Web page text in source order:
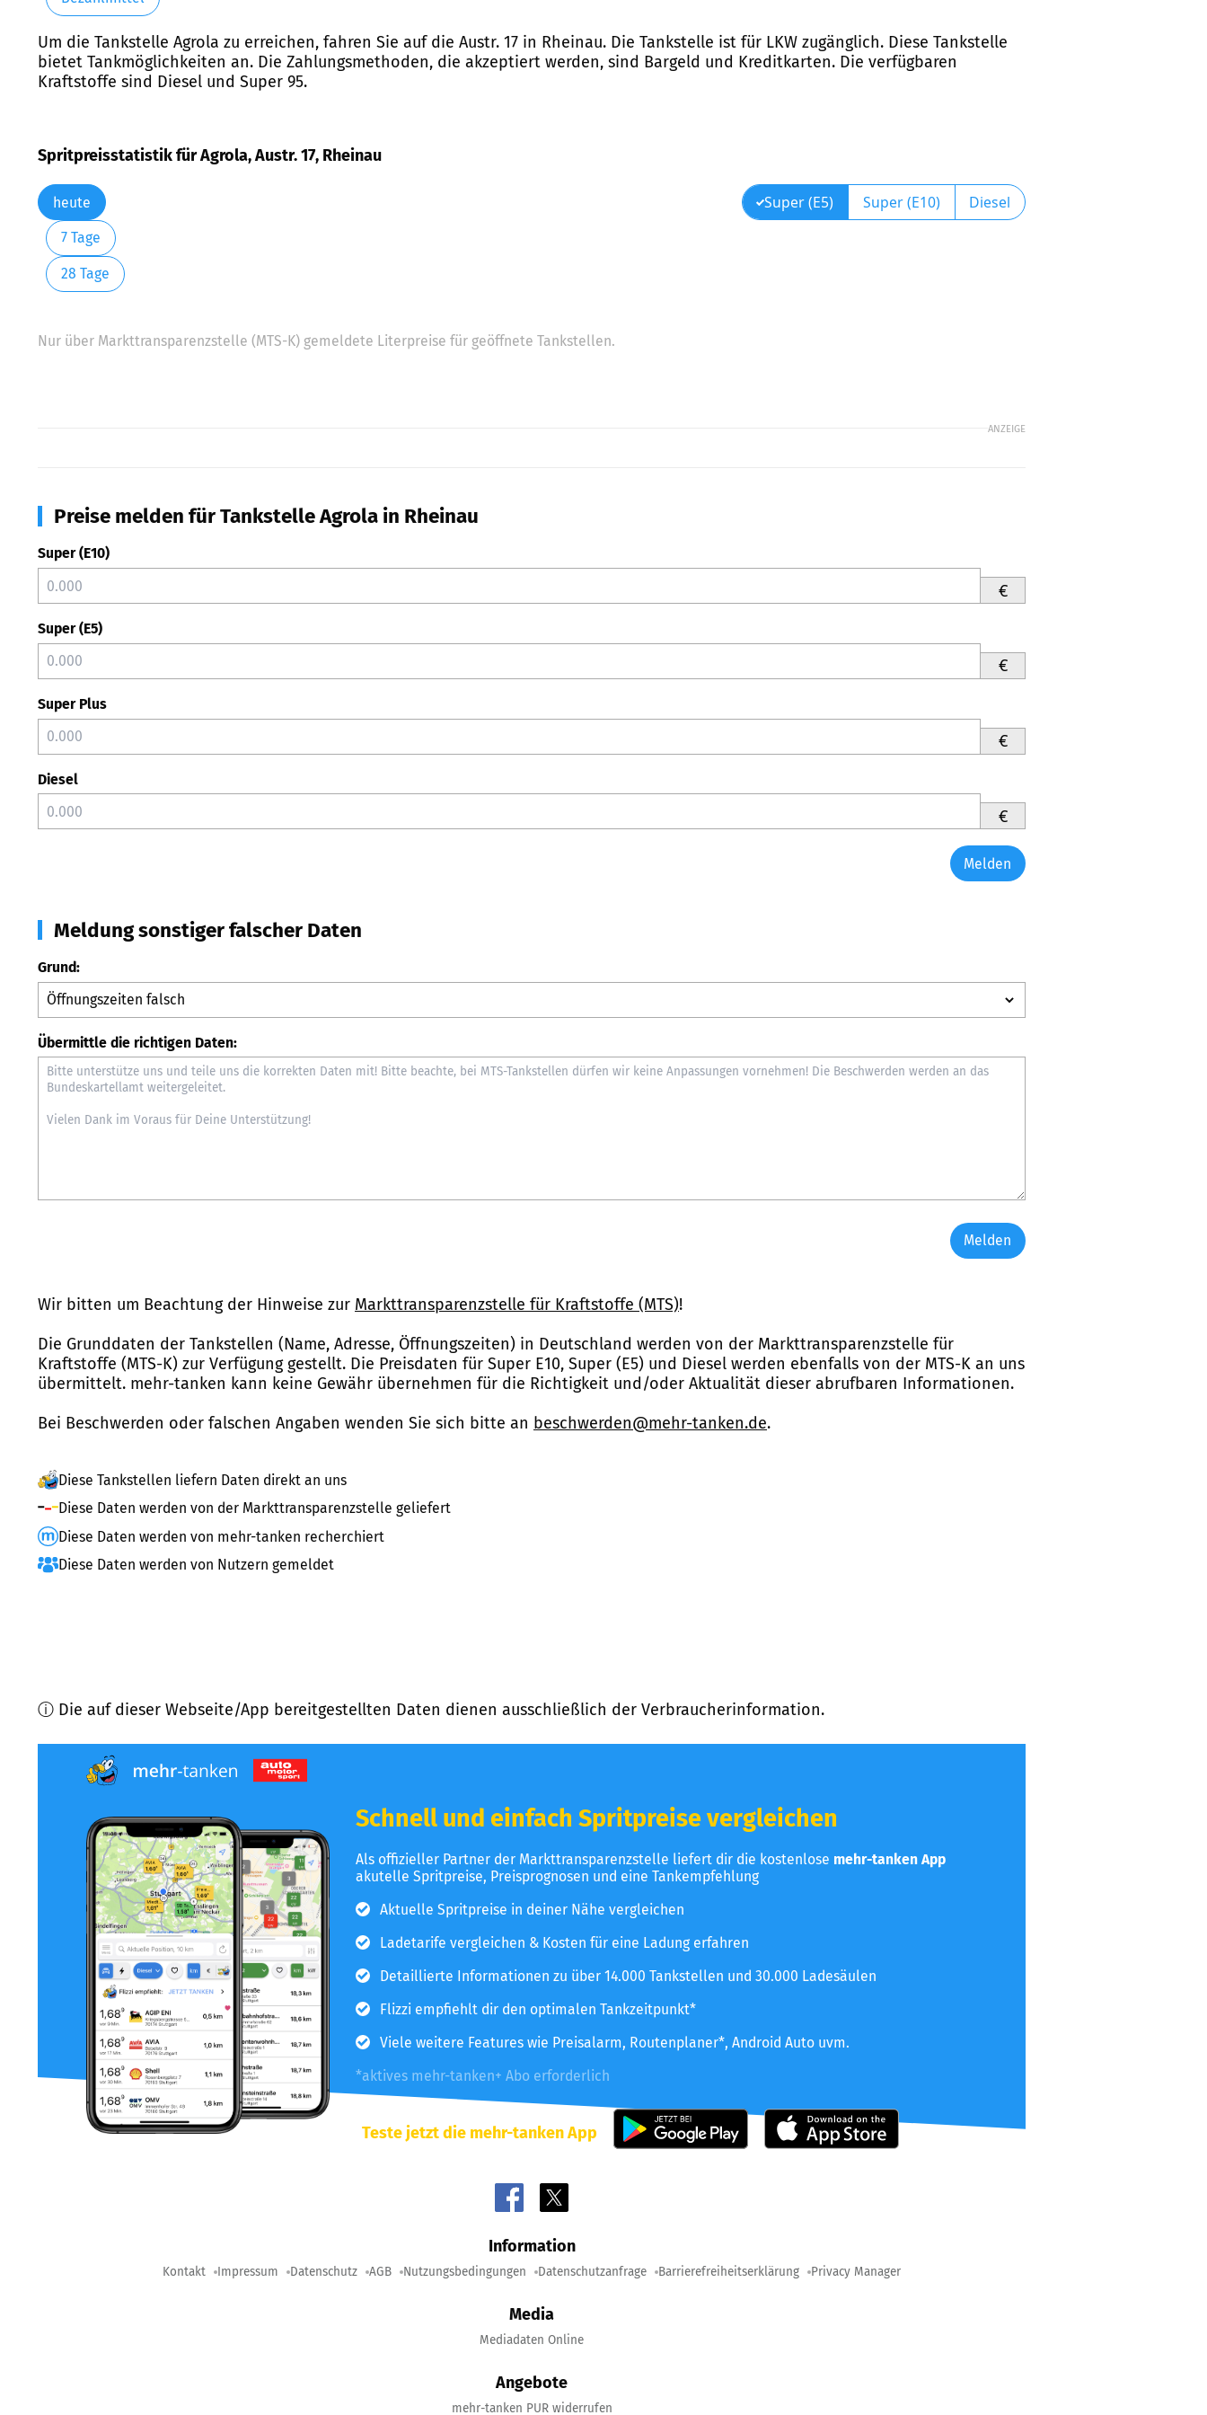
Um die Tankstelle Agrola zu erreichen, fahren Sie auf die Austr. 17 in Rheinau. Die Tankstelle ist für LKW zugänglich. Diese Tankstelle
bietet Tankmöglichkeiten an. Die Zahlungsmethoden, die akzeptiert werden, sind Bargeld und Kreditkarten. Die verfügbaren
Kraftstoffe sind Diesel und Super 95.
Spritpreisstatistik für Agrola, Austr. 17, Rheinau
heute
7 Tage
28 Tage
Super (E5) Super (E10) Diesel
Nur über Markttransparenzstelle (MTS-K) gemeldete Literpreise für geöffnete Tankstellen.
ANZEIGE
Preise melden für Tankstelle Agrola in Rheinau
Super (E10)
€
Super (E5)
€
Super Plus
€
Diesel
€
Melden
Meldung sonstiger falscher Daten
Grund:
Übermittle die richtigen Daten:
Melden
Wir bitten um Beachtung der Hinweise zur Markttransparenzstelle für Kraftstoffe (MTS)!
Die Grunddaten der Tankstellen (Name, Adresse, Öffnungszeiten) in Deutschland werden von der Markttransparenzstelle für
Kraftstoffe (MTS-K) zur Verfügung gestellt. Die Preisdaten für Super E10, Super (E5) und Diesel werden ebenfalls von der MTS-K an uns
übermittelt. mehr-tanken kann keine Gewähr übernehmen für die Richtigkeit und/oder Aktualität dieser abrufbaren Informationen.
Bei Beschwerden oder falschen Angaben wenden Sie sich bitte an beschwerden@mehr-tanken.de.
Diese Tankstellen liefern Daten direkt an uns
Diese Daten werden von der Markttransparenzstelle geliefert
Diese Daten werden von mehr-tanken recherchiert
Diese Daten werden von Nutzern gemeldet
ⓘ Die auf dieser Webseite/App bereitgestellten Daten dienen ausschließlich der Verbraucherinformation.
Schnell und einfach Spritpreise vergleichen
Als offizieller Partner der Markttransparenzstelle liefert dir die kostenlose mehr-tanken App
akutelle Spritpreise, Preisprognosen und eine Tankempfehlung
Aktuelle Spritpreise in deiner Nähe vergleichen
Ladetarife vergleichen & Kosten für eine Ladung erfahren
Detaillierte Informationen zu über 14.000 Tankstellen und 30.000 Ladesäulen
Flizzi empfiehlt dir den optimalen Tankzeitpunkt*
Viele weitere Features wie Preisalarm, Routenplaner*, Android Auto uvm.
*aktives mehr-tanken+ Abo erforderlich
Teste jetzt die mehr-tanken App
Information
Kontakt Impressum Datenschutz AGB Nutzungsbedingungen Datenschutzanfrage Barrierefreiheitserklärung Privacy Manager
Media
Mediadaten Online
Angebote
mehr-tanken PUR widerrufen